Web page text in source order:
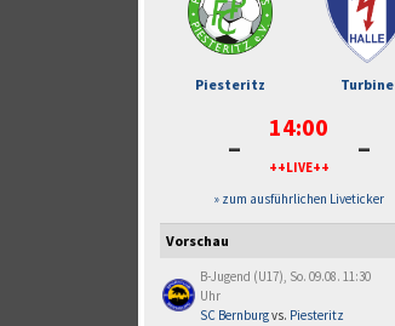
Piesteritz Turbine
- 14:00
++LIVE++ -
» zum ausführlichen Liveticker
Vorschau
B-Jugend (U17), So. 09.08. 11:30
Uhr
SC Bernburgvs. Piesteritz